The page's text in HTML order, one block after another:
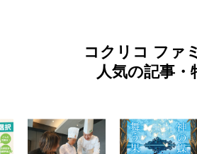
コクリコ ファ
人気の記事・